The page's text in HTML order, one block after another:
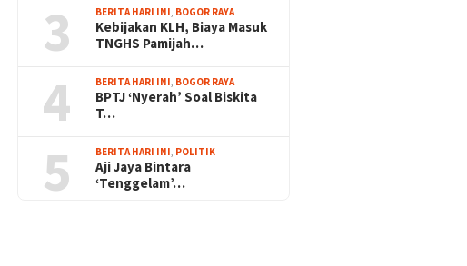
3 BERITA HARI INI, BOGOR RAYA
Kebijakan KLH, Biaya Masuk
TNGHS Pamijah…
4 BERITA HARI INI, BOGOR RAYA
BPTJ ‘Nyerah’ Soal Biskita
T…
5 BERITA HARI INI, POLITIK
Aji Jaya Bintara
‘Tenggelam’…